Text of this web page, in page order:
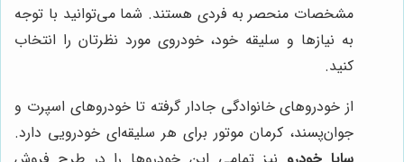
مشخصات منحصر به فردی هستند. شما می‌توانید با توجه
به نیازها و سلیقه خود، خودروی مورد نظرتان را انتخاب
کنید.
از خودروهای خانوادگی جادار گرفته تا خودروهای اسپرت و
جوان‌پسند، کرمان موتور برای هر سلیقه‌ای خودرویی دارد.